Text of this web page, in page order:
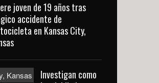
joven de 19 años tras
accidente de
en Kansas City,
Investigan como